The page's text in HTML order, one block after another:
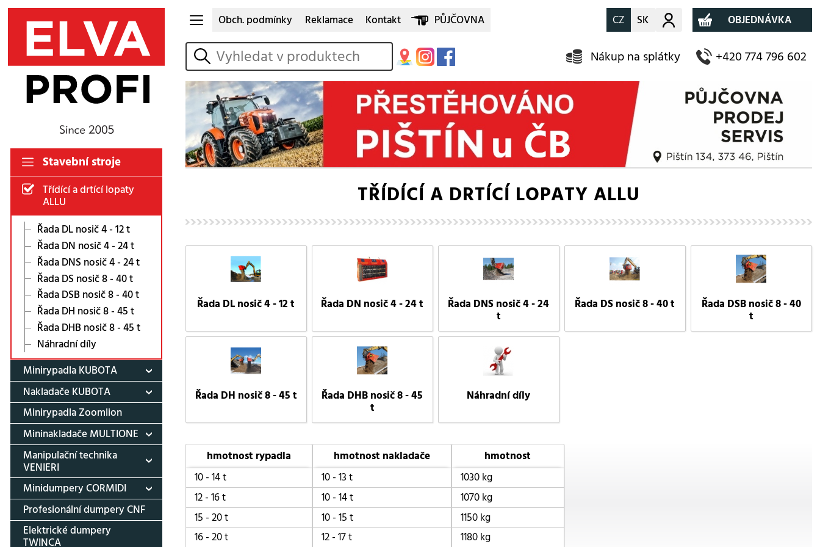
Stavební stroje
Třídící a drtící lopaty
ALLU
Řada DL nosič 4 - 12 t
Řada DN nosič 4 - 24 t
Řada DNS nosič 4 - 24 t
Řada DS nosič 8 - 40 t
Řada DSB nosič 8 - 40 t
Řada DH nosič 8 - 45 t
Řada DHB nosič 8 - 45 t
Náhradní díly
Minirypadla KUBOTA
Nakladače KUBOTA
Minirypadla Zoomlion
Mininakladače MULTIONE
Manipulační technika
VENIERI
Minidumpery CORMIDI
Profesionální dumpery CNF
Elektrické dumpery
TWINCA
Obch. podmínky Reklamace Kontakt PŮJČOVNA CZ SK Můj účet OBJEDNÁVKA
vyhledat Nákup na splátky +420 774 796 602
TŘÍDÍCÍ A DRTÍCÍ LOPATY ALLU
Řada DL nosič 4 - 12 t Řada DN nosič 4 - 24 t Řada DNS nosič 4 - 24
t
Řada DS nosič 8 - 40 t Řada DSB nosič 8 - 40
t
Řada DH nosič 8 - 45 t Řada DHB nosič 8 - 45
t
Náhradní díly
hmotnost rypadla
10 - 14 t
12 - 16 t
15 - 20 t
16 - 20 t
hmotnost nakladače
10 - 13 t
10 - 14 t
10 - 15 t
12 - 17 t
hmotnost
1030 kg
1070 kg
1150 kg
1180 kg